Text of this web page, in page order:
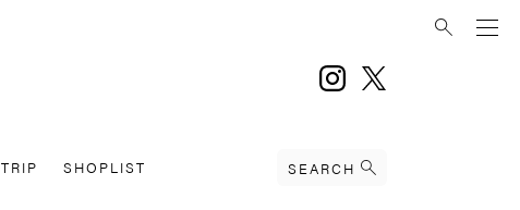
instagram
TRIP SHOPLIST SEARCH